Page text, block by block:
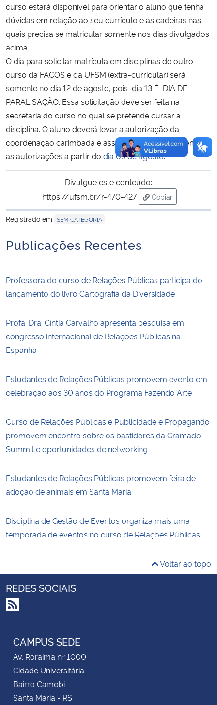
curso estará disponível para orientar o aluno que tenha
dúvidas em relação ao seu currículo e as cadeiras nas
quais precisa se matricular somente nos dias divulgados
acima.
O dia para solicitar matrícula em disciplinas de outro
curso da FACOS e da UFSM (extra-curricular) será
somente no dia 12 de agosto, pois dia 13 É DIA DE
PARALISAÇÃO. Essa solicitação deve ser feita na
secretaria do curso no qual se pretende cursar a
disciplina. O aluno deverá levar a autorização da
coordenação carimbada e assinada. Disponibilizaremos
as autorizações a partir do dia 05 de agosto.
Divulgue este conteúdo:
https://ufsm.br/r-470-427
Copiar
para área de
Registrado em SEM CATEGORIA
Publicações Recentes
Professora do curso de Relações Públicas participa do
lançamento do livro Cartografia da Diversidade
Profa. Dra. Cíntia Carvalho apresenta pesquisa em
congresso internacional de Relações Públicas na
Espanha
Estudantes de Relações Públicas promovem evento em
celebração aos 30 anos do Programa Fazendo Arte
Curso de Relações Públicas e Publicidade e Propagando
promovem encontro sobre os bastidores da Gramado
Summit e oportunidades de networking
Estudantes de Relações Públicas promovem feira de
adoção de animais em Santa Maria
Disciplina de Gestão de Eventos organiza mais uma
temporada de eventos no curso de Relações Públicas
Voltar ao topo
REDES SOCIAIS:
RSS
CAMPUS SEDE
Av. Roraima nº 1000
Cidade Universitária
Bairro Camobi
Santa Maria - RS